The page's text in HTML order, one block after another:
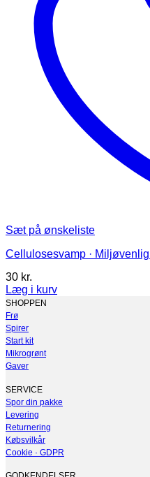
varesiden
Sæt på ønskeliste
Cellulosesvamp ·
30 kr.
Læg i kurv
Dette
vare
har
flere
varianter.
Mulighederne
vælges
på
varesiden
SHOPPEN
Frø
Spirer
Start kit
Mikrogrønt
Gaver
SERVICE
Spor din pakke
Levering
Returnering
Købsvilkår
Cookie · GDPR